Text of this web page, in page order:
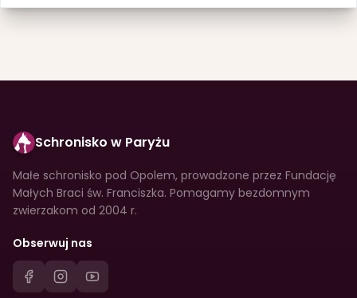
Schronisko w Paryżu
Małe schronisko pod Opolem, prowadzone przez Fundację
Małych Braci św. Franciszka. Pomagamy bezdomnym
zwierzakom od 2004 r.
Obserwuj nas